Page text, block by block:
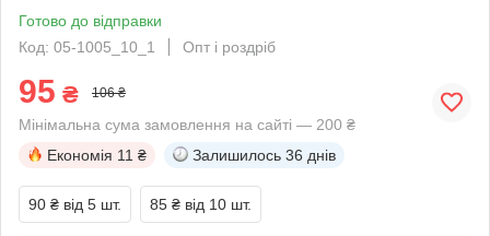
Готово до відправки
Код: 05-1005_10_1
Опт і роздріб
95 ₴ 106 ₴
Мінімальна сума замовлення на сайті — 200 ₴
Економія 11 ₴ Залишилось 36 днів
90 ₴ від 5 шт. 85 ₴ від 10 шт.